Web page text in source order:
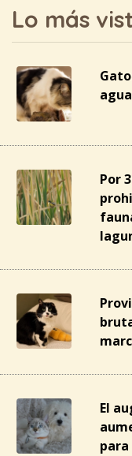
Lo más
agua
Por
El